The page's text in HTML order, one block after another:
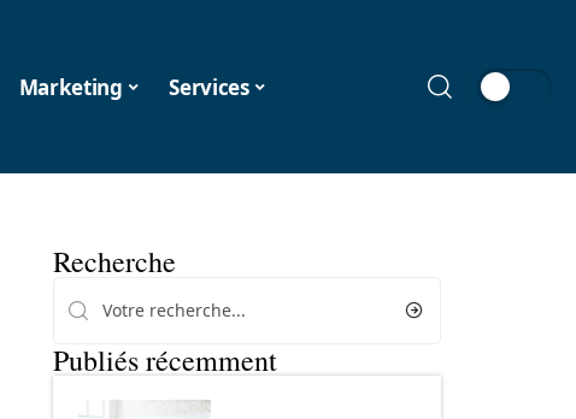
Marketing Services
Recherche
Publiés récemment